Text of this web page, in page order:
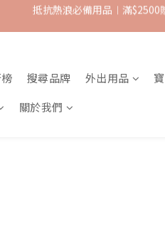
抵抗熱浪必備用品︱滿
【8月滿額禮】滿$1500 送 $100
搜尋品牌 外出用品
關於我們